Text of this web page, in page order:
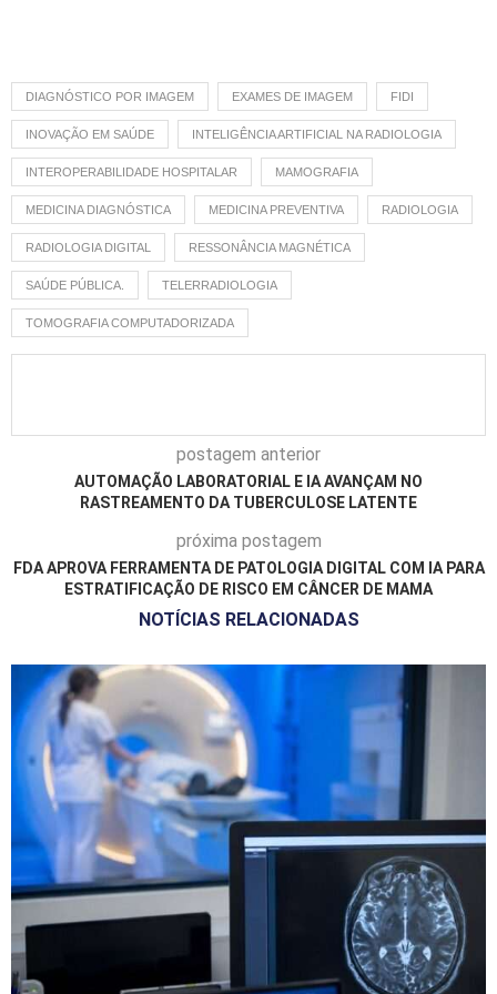
DIAGNÓSTICO POR IMAGEM EXAMES DE IMAGEM FIDI
INOVAÇÃO EM SAÚDE INTELIGÊNCIA ARTIFICIAL NA RADIOLOGIA
INTEROPERABILIDADE HOSPITALAR MAMOGRAFIA
MEDICINA DIAGNÓSTICA MEDICINA PREVENTIVA RADIOLOGIA
RADIOLOGIA DIGITAL RESSONÂNCIA MAGNÉTICA
SAÚDE PÚBLICA. TELERRADIOLOGIA
TOMOGRAFIA COMPUTADORIZADA
postagem anterior
AUTOMAÇÃO LABORATORIAL E IA AVANÇAM NO
RASTREAMENTO DA TUBERCULOSE LATENTE
próxima postagem
FDA APROVA FERRAMENTA DE PATOLOGIA DIGITAL COM IA PARA
ESTRATIFICAÇÃO DE RISCO EM CÂNCER DE MAMA
NOTÍCIAS RELACIONADAS